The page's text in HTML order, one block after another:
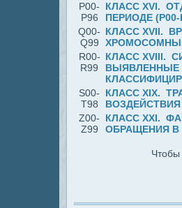
P00-
P96
КЛАСС ХVI.
ПЕРИОДЕ (P00-
Q00-
Q99
КЛАСС XVII.
R00-
R99
КЛАСС XVIII.
ВЫЯВЛЕННЫЕ
S00-
T98
КЛАСС XIX.
ВОЗДЕЙСТВИЯ
Z00-
Z99
КЛАСС XXI.
ОБРАЩЕНИЯ В
Чтобы